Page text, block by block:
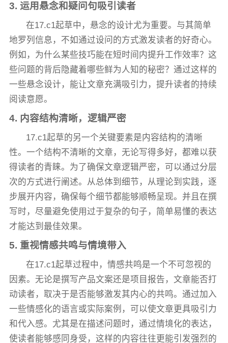
3. 运用悬念和疑问句吸引读者
在17.c1起草中，悬念的设计尤为重要。与其简单
地罗列信息，不如通过设问的方式激发读者的好奇心。
例如，为什么某些技巧能在短时间内提升工作效率？这
些问题的背后隐藏着哪些鲜为人知的秘密？通过这样的
一些悬念设计，能让文章充满吸引力，提升读者的持续
阅读意愿。
4. 内容结构清晰，逻辑严密
17.c1起草的另一个关键要素是内容结构的清晰
性。一个结构不清晰的文章，无论写得多好，都难以获
得读者的青睐。为了确保文章逻辑严密，可以通过分层
次的方式进行阐述。从总体到细节，从理论到实践，逐
步展开内容，确保每个细节都能够顺畅呈现。并且在撰
写时，尽量避免使用过于复杂的句子，简单易懂的表达
才能达到最佳效果。
5. 重视情感共鸣与情境带入
在17.c1起草过程中，情感共鸣是一个不可忽视的
因素。无论是撰写产品文案还是项目报告，文章能否打
动读者，取决于是否能够激发其内心的共鸣。通过加入
一些情感化的语言或实际案例，可以使文章更具吸引力
和代入感。尤其是在描述问题时，通过情境化的表达，
使读者能够感同身受，这样的内容往往更能引发强烈的